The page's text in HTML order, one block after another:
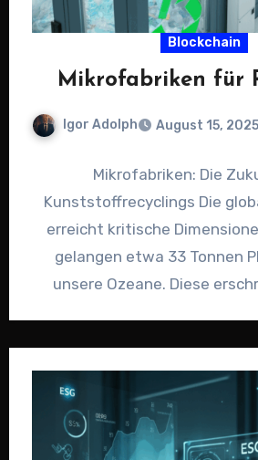
Blockchain
Mikrofabriken für
Igor Adolph August 15, 2025
Mikrofabriken: Die
Kunststoffrecyclings Die
erreicht kritische
gelangen etwa 33 Tonnen
unsere Ozeane. Diese